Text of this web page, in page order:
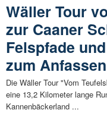
Wäller Tour
zur Caaner
Felspfade
zum Anfassen
Die Wäller Tour "Vom
eine 13,2 Kilometer lange
Kannenbäckerland ...